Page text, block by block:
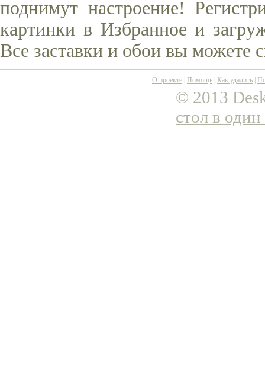
поднимут настроение!
картинки в Избранное и
Все заставки и обои вы можете
О проекте Помощь Как удалить
© 2013
стол в